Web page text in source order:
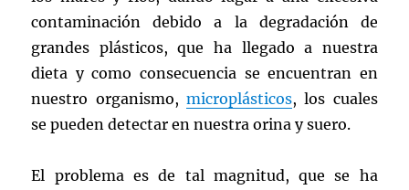
contaminación debido a la degradación de
grandes plásticos, que ha llegado a nuestra
dieta y como consecuencia se encuentran en
nuestro organismo, microplásticos, los cuales
se pueden detectar en nuestra orina y suero.
El problema es de tal magnitud, que se ha